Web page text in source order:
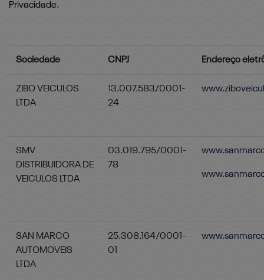
Privacidade.
Sociedade CNPJ Endereço
ZIBO VEICULOS
LTDA
13.007.583/0001-
24
SMV
DISTRIBUIDORA DE
VEICULOS LTDA
03.019.795/0001-
78
SAN MARCO
AUTOMOVEIS
LTDA
25.308.164/0001-
01